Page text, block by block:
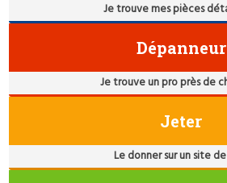
Je trouve mes pièces
Dépanneur
Je trouve un pro près de
Jeter
Le donner sur un site